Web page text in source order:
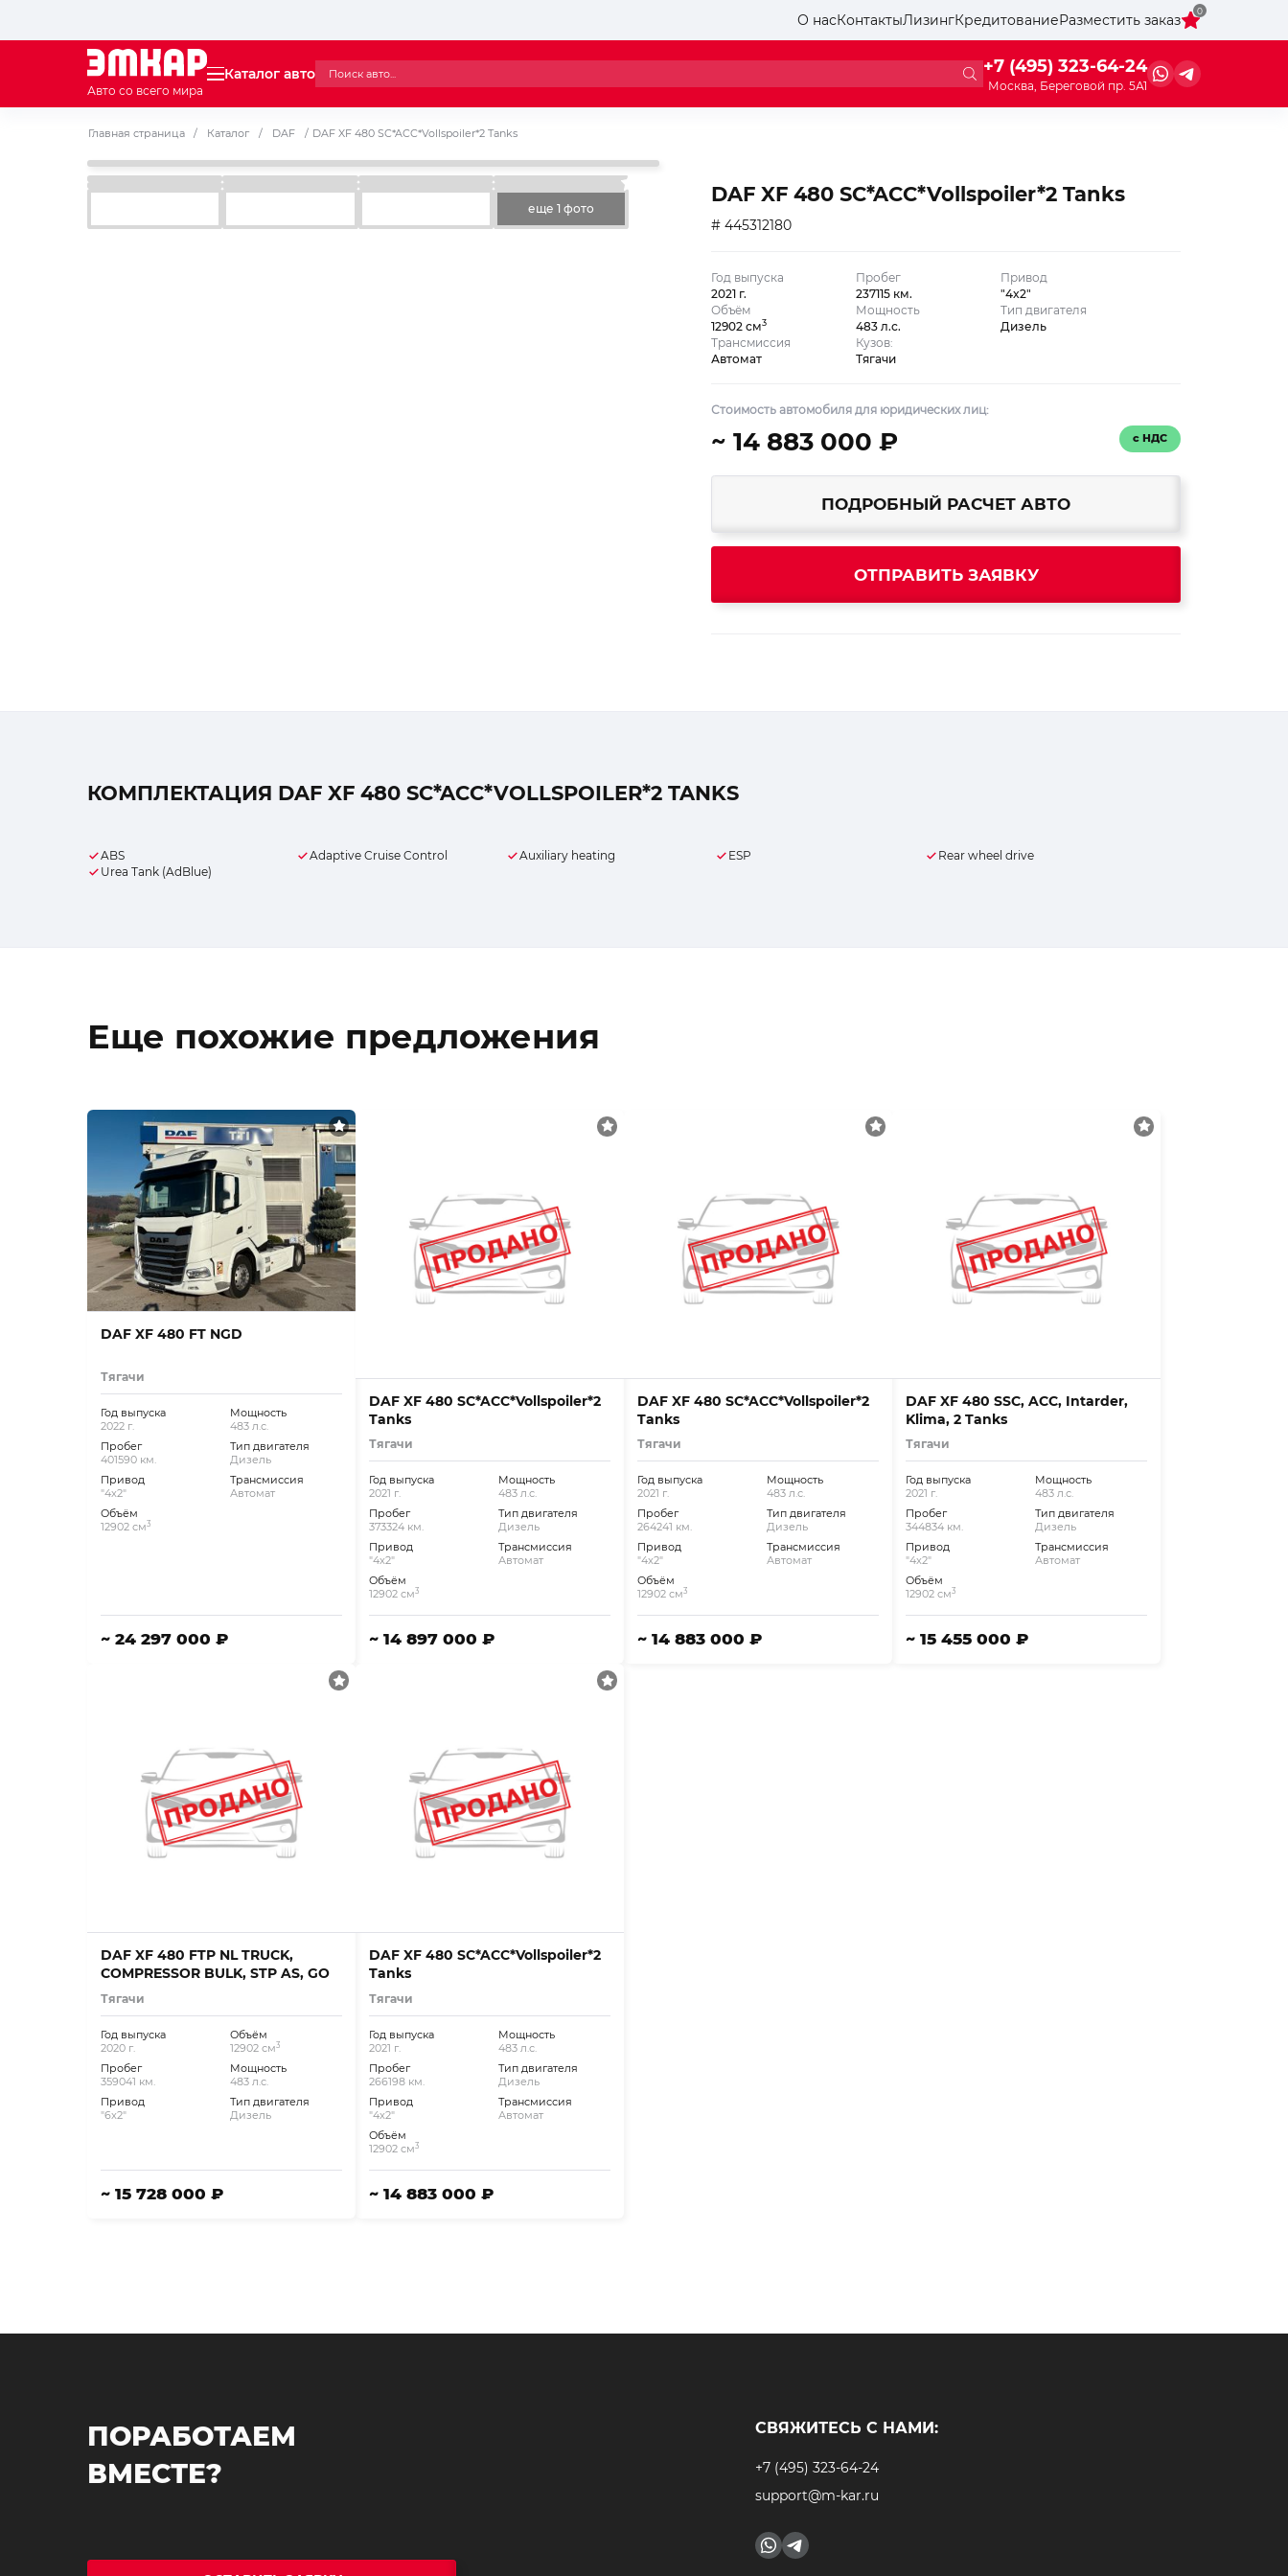
О насКонтактыЛизингКредитованиеРазместить заказ
0
Авто со всего мира
Каталог авто +7 (495) 323-64-24
Москва, Береговой пр. 5А1
Главная страница / Каталог / DAF / DAF XF 480 SC*ACC*Vollspoiler*2 Tanks
еще 1 фото
DAF XF 480 SC*ACC*Vollspoiler*2 Tanks
# 445312180
Год выпуска
2021 г.
Пробег
237115 км.
Привод
"4x2"
Объём
12902 см3
Мощность
483 л.с.
Тип двигателя
Дизель
Трансмиссия
Автомат
Кузов:
Тягачи
Стоимость автомобиля для юридических лиц:
~ 14 883 000 ₽ с НДС
ПОДРОБНЫЙ РАСЧЕТ АВТО
ОТПРАВИТЬ ЗАЯВКУ
КОМПЛЕКТАЦИЯ DAF XF 480 SC*ACC*VOLLSPOILER*2 TANKS
ABS Adaptive Cruise Control Auxiliary heating ESP
Rear wheel drive
Urea Tank (AdBlue)
Еще похожие предложения
DAF XF 480 FT NGD
Тягачи
Год выпуска
2022 г.
Пробег
401590 км.
Привод
"4x2"
Объём
12902 см3
Мощность
483 л.с.
Тип двигателя
Дизель
Трансмиссия
Автомат
~ 24 297 000 ₽
DAF XF 480 SC*ACC*Vollspoiler*2
Tanks
Тягачи
Год выпуска
2021 г.
Пробег
373324 км.
Привод
"4x2"
Объём
12902 см3
Мощность
483 л.с.
Тип двигателя
Дизель
Трансмиссия
Автомат
~ 14 897 000 ₽
DAF XF 480 SC*ACC*Vollspoiler*2
Tanks
Тягачи
Год выпуска
2021 г.
Пробег
264241 км.
Привод
"4x2"
Объём
12902 см3
Мощность
483 л.с.
Тип двигателя
Дизель
Трансмиссия
Автомат
~ 14 883 000 ₽
DAF XF 480 SSC, ACC, Intarder,
Klima, 2 Tanks
Тягачи
Год выпуска
2021 г.
Пробег
344834 км.
Привод
"4x2"
Объём
12902 см3
Мощность
483 л.с.
Тип двигателя
Дизель
Трансмиссия
Автомат
~ 15 455 000 ₽
DAF XF 480 FTP NL TRUCK,
COMPRESSOR BULK, STP AS, GO
Тягачи
Год выпуска
2020 г.
Пробег
359041 км.
Привод
"6x2"
Объём
12902 см3
Мощность
483 л.с.
Тип двигателя
Дизель
~ 15 728 000 ₽
DAF XF 480 SC*ACC*Vollspoiler*2
Tanks
Тягачи
Год выпуска
2021 г.
Пробег
266198 км.
Привод
"4x2"
Объём
12902 см3
Мощность
483 л.с.
Тип двигателя
Дизель
Трансмиссия
Автомат
~ 14 883 000 ₽
ПОРАБОТАЕМ
ВМЕСТЕ?
СВЯЖИТЕСЬ С НАМИ:
+7 (495) 323-64-24
support@m-kar.ru